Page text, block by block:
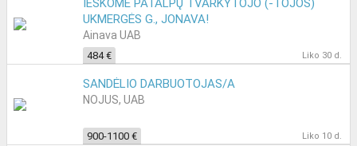
IEŠKOME PATALPŲ TVARKYTOJO (-TOJOS)
UKMERGĖS G., JONAVA!
Ainava UAB
484 € Liko 30 d.
SANDĖLIO DARBUOTOJAS/A
NOJUS, UAB
900-1100 € Liko 10 d.